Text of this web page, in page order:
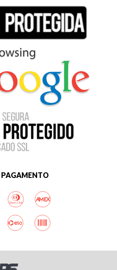
PAGAMENTO